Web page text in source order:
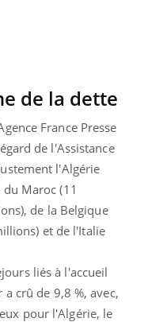
de la dette
France Presse
de l'Assistance
l'Algérie
Maroc (11
de la Belgique
et de l'Italie
liés à l'accueil
crû de 9,8 %, avec,
pour l'Algérie, le